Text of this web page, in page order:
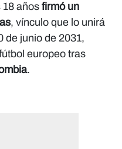
18 años firmó un
, vínculo que lo unirá
de junio de 2031,
europeo tras
.